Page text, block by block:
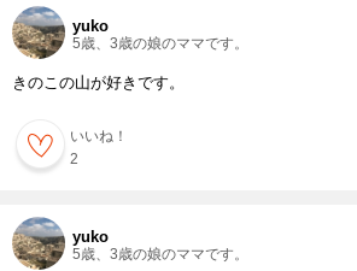
yuko
5歳、3歳の娘のママです。
きのこの山が好きです。
いいね！
2
yuko
5歳、3歳の娘のママです。